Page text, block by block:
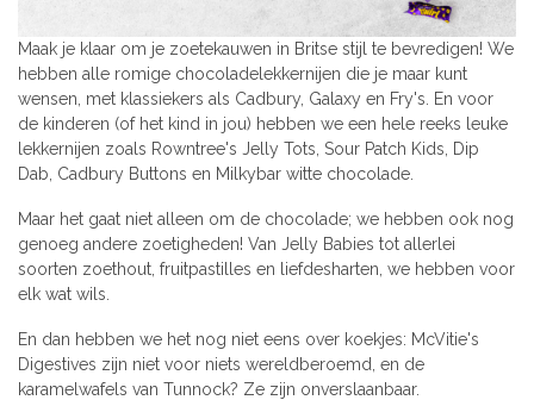
Maak je klaar om je zoetekauwen in Britse stijl te bevredigen! We
hebben alle romige chocoladelekkernijen die je maar kunt
wensen, met klassiekers als Cadbury, Galaxy en Fry's. En voor
de kinderen (of het kind in jou) hebben we een hele reeks leuke
lekkernijen zoals Rowntree's Jelly Tots, Sour Patch Kids, Dip
Dab, Cadbury Buttons en Milkybar witte chocolade.
Maar het gaat niet alleen om de chocolade; we hebben ook nog
genoeg andere zoetigheden! Van Jelly Babies tot allerlei
soorten zoethout, fruitpastilles en liefdesharten, we hebben voor
elk wat wils.
En dan hebben we het nog niet eens over koekjes: McVitie's
Digestives zijn niet voor niets wereldberoemd, en de
karamelwafels van Tunnock? Ze zijn onverslaanbaar.